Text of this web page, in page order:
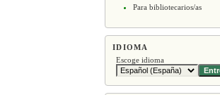
Para bibliotecarios/as
IDIOMA
Escoge idioma